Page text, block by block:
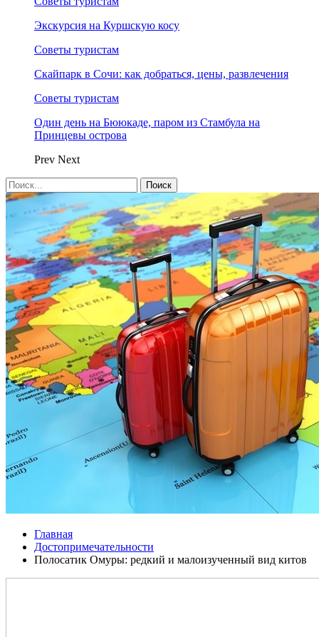
Экскурсия на Куршскую косу
Советы туристам
Скайпарк в Сочи: как добраться, цены, развлечения
Советы туристам
Один день на Бююкаде, паром из Стамбула на
Принцевы острова
Prev Next
Главная
Достопримечательности
Полосатик Омуры: редкий и малоизученный вид китов